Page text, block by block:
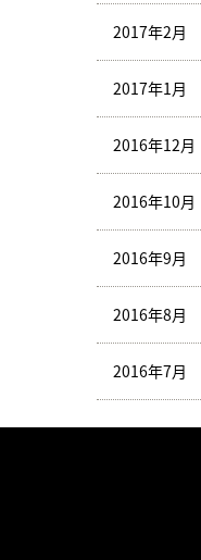
2017年2月
2017年1月
2016年12月
2016年10月
2016年9月
2016年8月
2016年7月